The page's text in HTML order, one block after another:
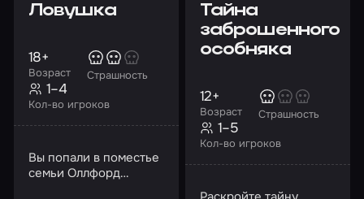
Ловушка
Возраст
18+
Страшность
Кол-во игроков
1–4
Вы попали в поместье
семьи Оллфорд…
Тайна
заброшенного
особняка
Возраст
12+
Страшность
Кол-во игроков
1–5